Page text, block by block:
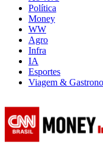
Política
Money
WW
Agro
Infra
IA
Esportes
Viagem &